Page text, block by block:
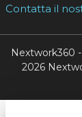
Contatta il
Nextwork360
2026